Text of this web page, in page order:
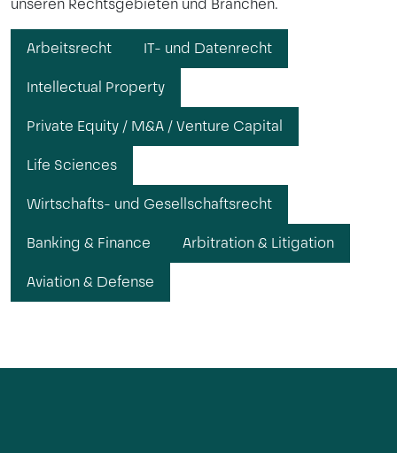
Arbeitsrecht IT- und Datenrecht
Intellectual Property
Private Equity / M&A / Venture Capital
Life Sciences
Wirtschafts- und Gesellschaftsrecht
Banking & Finance Arbitration & Litigation
Aviation & Defense